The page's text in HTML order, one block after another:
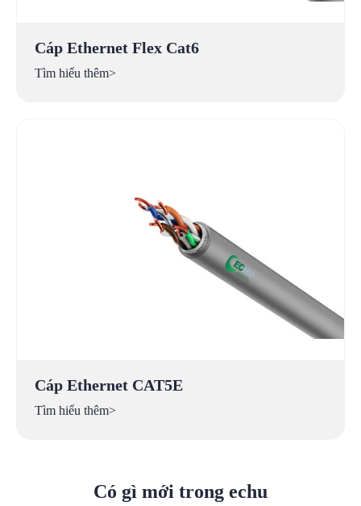
Cáp Ethernet Flex Cat6
Tìm hiểu thêm>
Cáp Ethernet CAT5E
Tìm hiểu thêm>
Có gì mới trong echu